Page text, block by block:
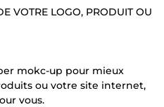
VOTRE LOGO, PRODUIT OU
mokc-up pour mieux
ou votre site internet,
vous.